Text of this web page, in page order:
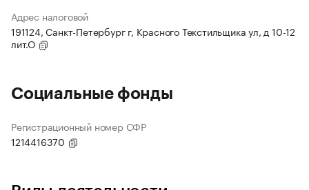
Адрес налоговой
191124, Санкт-Петербург г, Красного Текстильщика ул, д 10-12
лит.О
Социальные фонды
Регистрационный номер СФР
1214416370